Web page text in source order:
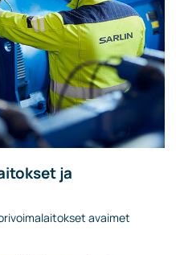
ja
avaimet